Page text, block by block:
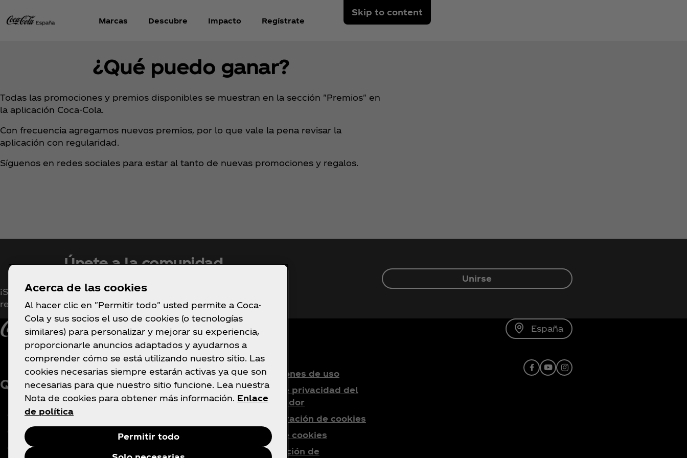
Skip to content
Marcas Descubre Impacto Regístrate
¿Qué puedo ganar?
Todas las promociones y premios disponibles se muestran en la sección "Premios" en
la aplicación Coca‑Cola.
Con frecuencia agregamos nuevos premios, por lo que vale la pena revisar la
aplicación con regularidad.
Síguenos en redes sociales para estar al tanto de nuevas promociones y regalos.
Únete a la comunidad
¡Suscríbete ahora para tener acceso exclusivo a todo lo
relacionado con Coca‑Cola!
Unirse
España
Quiénes somos
Nuestra empresa
Centro multimedia
Nuestra historia
¿Necesita ayuda?
Condiciones de uso
Aviso de privacidad del
consumidor
Configuración de cookies
Aviso de cookies
Declaración de
Facebook
YouTubeInstagram
Acerca de las cookies
Al hacer clic en "Permitir todo" usted permite a Coca-
Cola y sus socios el uso de cookies (o tecnologías
similares) para personalizar y mejorar su experiencia,
proporcionarle anuncios adaptados y ayudarnos a
comprender cómo se está utilizando nuestro sitio. Las
cookies necesarias siempre estarán activas ya que son
necesarias para que nuestro sitio funcione. Lea nuestra
Nota de cookies para obtener más información. Enlace
de política
Permitir todo